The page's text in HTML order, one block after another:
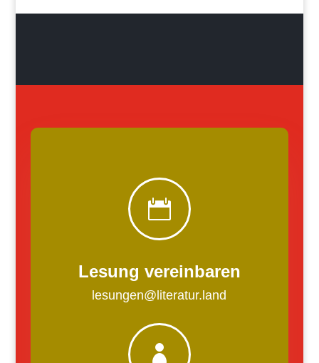

Lesung vereinbaren
lesungen@literatur.land
